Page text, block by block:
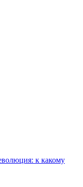
к какому